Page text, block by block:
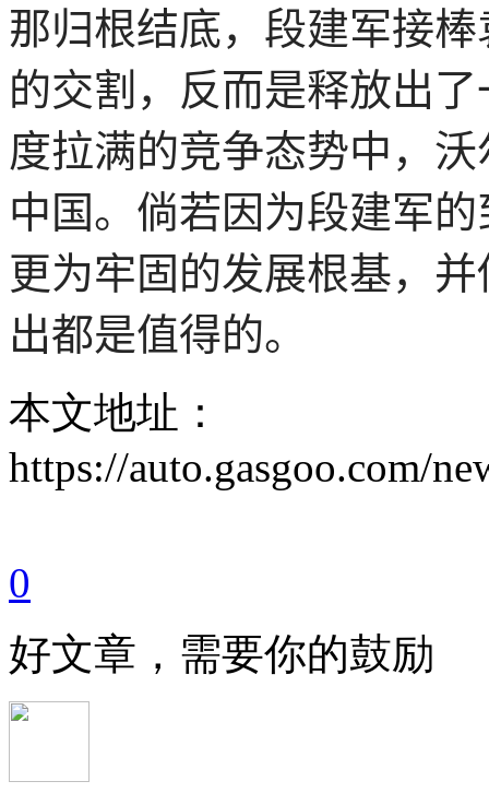
那归根结底，段建军接
的交割，反而是释放出
度拉满的竞争态势中，
中国。倘若因为段建军
更为牢固的发展根基，
出都是值得的。
本文地址：
https://auto.gasgoo.com/
0
好文章，需要你的鼓励